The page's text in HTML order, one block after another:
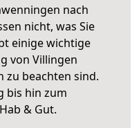
nach
nicht, was Sie
einige wichtige
von Villingen
zu beachten sind.
bis hin zum
& Gut.